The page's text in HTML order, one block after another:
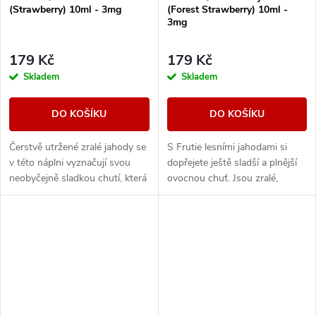
(Strawberry) 10ml - 3mg
179 Kč
Skladem
DO KOŠÍKU
Čerstvě utržené zralé jahody se
v této náplni vyznačují svou
neobyčejně sladkou chutí, která
vás nadchne a nebudete moci
(Forest Strawberry) 10ml -
3mg
179 Kč
Skladem
DO KOŠÍKU
S Frutie lesními jahodami si
dopřejete ještě sladší a plnější
ovocnou chuť. Jsou zralé,
pořádně šťavnaté a ve vaší e-